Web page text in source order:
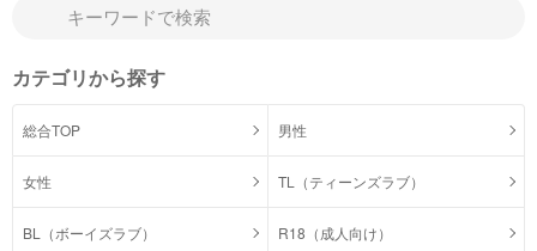
カテゴリから探す
総合TOP 男性
女性 TL（ティーンズラブ）
BL（ボーイズラブ） R18（成人向け）